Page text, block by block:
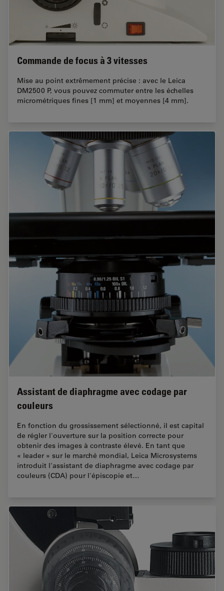
Commande de focus à 3 vitesses
Mise au point extrêmement précise : avec le Leica
DM2500 P, vous pouvez commuter entre les échelles
micrométriques fines [1 mm] et moyennes [4 mm].
Assistant de diaphragme avec codage par
couleurs
En fonction du grossissement sélectionné, il est capital
de régler l'ouverture sur la position correcte pour
obtenir des images à contraste élevé. En tant que
« leader » sur le marché mondial, Leica Microsystems
introduit l'assistant de diaphragme avec codage par
couleurs (CDA) pour l'épiscopie et…